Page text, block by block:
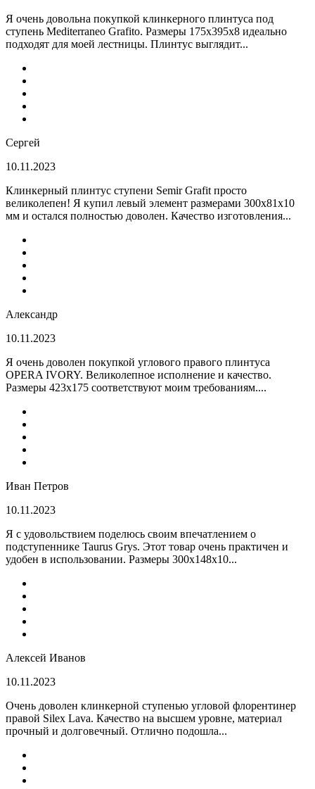
Я очень довольна покупкой клинкерного плинтуса под
ступень Mediterraneo Grafito. Размеры 175х395х8 идеально
подходят для моей лестницы. Плинтус выглядит...
Сергей
10.11.2023
Клинкерный плинтус ступени Semir Grafit просто
великолепен! Я купил левый элемент размерами 300х81х10
мм и остался полностью доволен. Качество изготовления...
Александр
10.11.2023
Я очень доволен покупкой углового правого плинтуса
OPERA IVORY. Великолепное исполнение и качество.
Размеры 423х175 соответствуют моим требованиям....
Иван Петров
10.11.2023
Я с удовольствием поделюсь своим впечатлением о
подступеннике Taurus Grys. Этот товар очень практичен и
удобен в использовании. Размеры 300х148х10...
Алексей Иванов
10.11.2023
Очень доволен клинкерной ступенью угловой флорентинер
правой Silex Lava. Качество на высшем уровне, материал
прочный и долговечный. Отлично подошла...